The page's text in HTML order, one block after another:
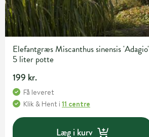
Elefantgræs Miscanthus sinensis 'Adagio'
5 liter potte
199 kr.
Få leveret
Klik & Hent i 11 centre
Læg i kurv